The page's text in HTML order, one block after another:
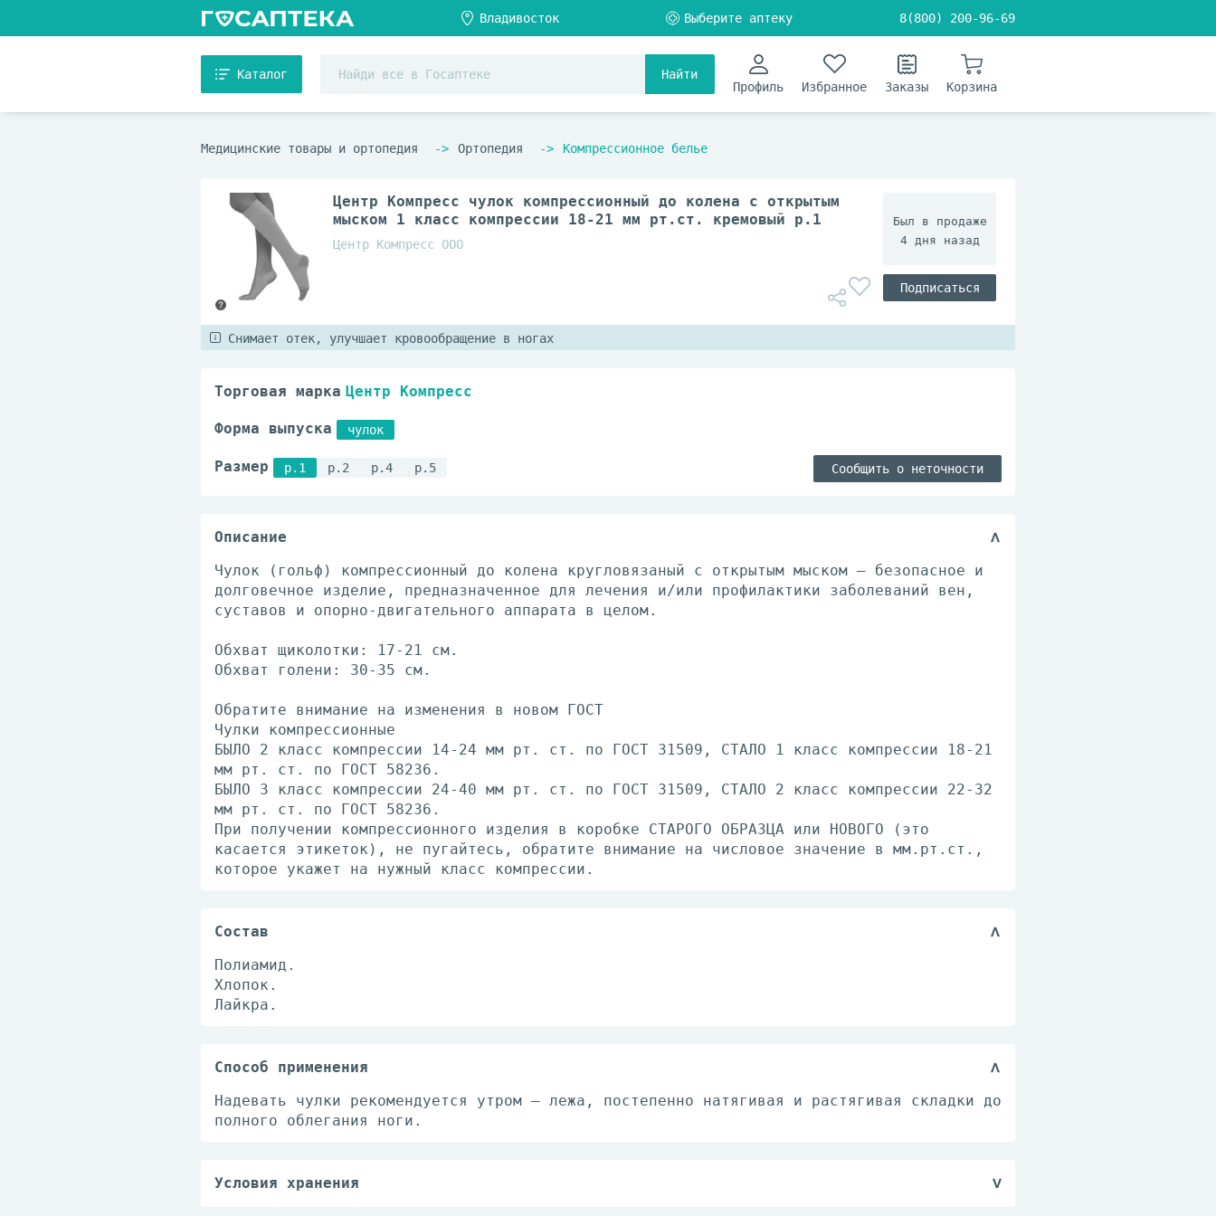
8(800) 200-96-69
Каталог
Найти
Профиль
Избранное Заказы Корзина
Медицинские товары и ортопедия Ортопедия Компрессионное белье
Центр Компресс чулок компрессионный до колена с открытым
мыском 1 класс компрессии 18-21 мм рт.ст. кремовый р.1
Центр Компресс ООО 4 дня назад
Подписаться
Снимает отек, улучшает кровообращение в ногах
Торговая марка Центр Компресс
Форма выпуска чулок
Размер р.1 р.2 р.4 р.5 Сообщить о неточности
Описание
Чулок (гольф) компрессионный до колена кругловязаный с открытым мыском – безопасное и
долговечное изделие, предназначенное для лечения и/или профилактики заболеваний вен,
суставов и опорно-двигательного аппарата в целом.
Обхват щиколотки: 17-21 см.
Обхват голени: 30-35 см.
Обратите внимание на изменения в новом ГОСТ
Чулки компрессионные
БЫЛО 2 класс компрессии 14-24 мм рт. ст. по ГОСТ 31509, СТАЛО 1 класс компрессии 18-21
мм рт. ст. по ГОСТ 58236.
БЫЛО 3 класс компрессии 24-40 мм рт. ст. по ГОСТ 31509, СТАЛО 2 класс компрессии 22-32
мм рт. ст. по ГОСТ 58236.
При получении компрессионного изделия в коробке СТАРОГО ОБРАЗЦА или НОВОГО (это
касается этикеток), не пугайтесь, обратите внимание на числовое значение в мм.рт.ст.,
которое укажет на нужный класс компрессии.
Состав
Полиамид.
Хлопок.
Лайкра.
Способ применения
Надевать чулки рекомендуется утром — лежа, постепенно натягивая и растягивая складки до
полного облегания ноги.
Условия хранения